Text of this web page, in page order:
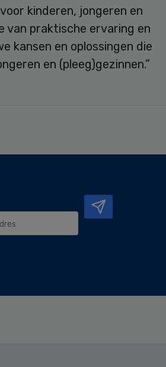
kinderen, jongeren en
van praktische ervaring en
kansen en oplossingen die
en (pleeg)gezinnen.”